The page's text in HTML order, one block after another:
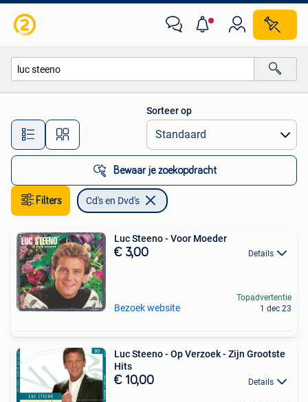
Alle afstanden…
Sorteer op
Bewaar je zoekopdracht
Filters Cd's en Dvd's
Luc Steeno - Voor Moeder
€ 3,00 Details
Bezoek website
Topadvertentie
1 dec 23
Luc Steeno - Op Verzoek - Zijn Grootste
Hits
€ 10,00 Details